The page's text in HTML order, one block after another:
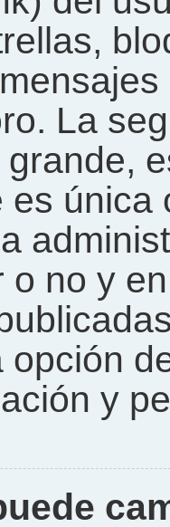
La
es única
o no y
opción
y